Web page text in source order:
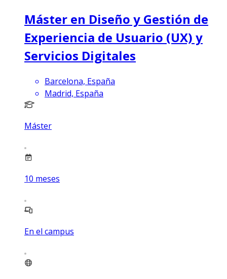
Máster en Diseño y Gestión de
Experiencia de Usuario (UX) y
Servicios Digitales
Barcelona, España
Madrid, España
Máster
10 meses
En el campus